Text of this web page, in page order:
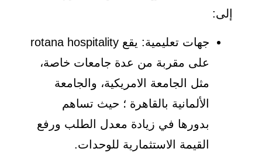
إلى:
جهات تعليمية: يقع rotana hospitality
على مقربة من عدة جامعات خاصة،
مثل الجامعة الامريكية، والجامعة
الألمانية بالقاهرة ؛ حيث تساهم
بدورها في زيادة معدل الطلب ورفع
القيمة الاستثمارية للوحدات.